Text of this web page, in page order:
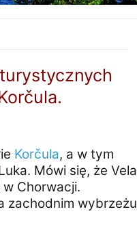
Korčula, a w tym
Mówi się, że Vela
Chorwacji.
zachodnim wybrzeżu